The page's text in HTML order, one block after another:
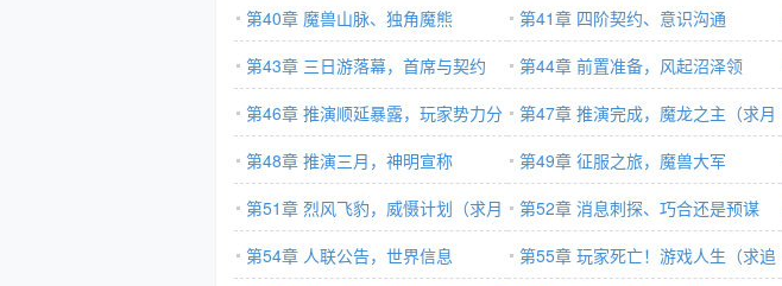
第40章 魔兽山脉、独角魔熊 第41章 四阶契约、意识沟通
第43章 三日游落幕，首席与契约
第44章 前置准备，风起沼泽领
第46章 推演顺延暴露，玩家势力分
布
第47章 推演完成，魔龙之主（求月
票，求追读）
第48章 推演三月，神明宣称
第49章 征服之旅，魔兽大军
第51章 烈风飞豹，威慑计划（求月
票，求追读）
第52章 消息刺探、巧合还是预谋
第54章 人联公告，世界信息
第55章 玩家死亡！游戏人生（求追